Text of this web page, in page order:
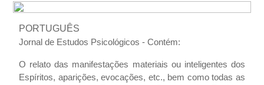
PORTUGUÊS
Jornal de Estudos Psicológicos -Contém:
O relato das manifestações materiais ou inteligentes dos
Espíritos, aparições, evocações, etc., bem como todas as